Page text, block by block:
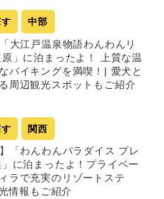
中部
大江戸温泉物語わんわんリ
」に泊まったよ！ 上質な温
バイキングを満喫！| 愛犬と
周辺観光スポットもご紹介
関西
「わんわんパラダイス プレ
に泊まったよ！プライベー
ラで充実のリゾートステ
情報もご紹介